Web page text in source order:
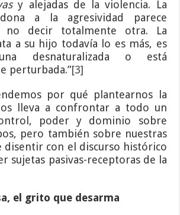
y alejadas de la violencia. La
a la agresividad parece
no decir totalmente otra. La
a su hijo todavía lo es más, es
desnaturalizada o está
perturbada.”[3]
por qué plantearnos la
lleva a confrontar a todo un
poder y dominio sobre
pero también sobre nuestras
disentir con el discurso histórico
sujetas pasivas-receptoras de la
el grito que desarma